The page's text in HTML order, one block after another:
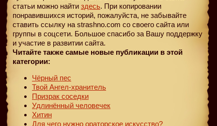
статьи можно найти здесь. При копировании
понравившихся историй, пожалуйста, не забывайте
ставить ссылку на strashno.com со своего сайта или
группы в соцсети. Большое спасибо за Вашу поддержку
и участие в развитии сайта.
Читайте также самые новые публикации в этой
категории:
Чёрный пес
Твой Ангел-хранитель
Призрак соседки
Удлинённый человечек
Хитин
Для чего нужно ораторское искусство?